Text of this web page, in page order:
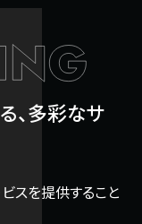
、多彩なサ
スを提供すること